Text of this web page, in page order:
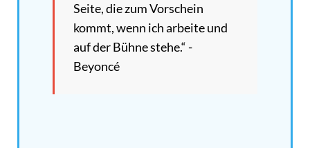
Seite, die zum Vorschein
kommt, wenn ich arbeite und
auf der Bühne stehe.“ -
Beyoncé